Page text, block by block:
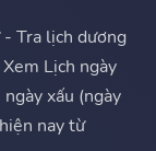
Tra lịch dương
Lịch ngày
xấu (ngày
nay từ